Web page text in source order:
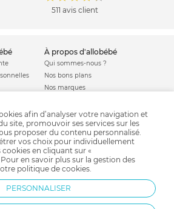
511 avis client
à propos d'allobébé
Qui sommes-nous ?
Nos bons plans
Nos marques
Comment se protéger du phishing ?
Soldes allobébé
les plus d'allobébé
Infos conseils
Jeux concours
afin d’analyser votre navigation et
site, promouvoir ses services sur les
proposer du contenu personnalisé.
vos choix pour individuellement
en cliquant sur «
Pour en savoir plus sur la gestion des
politique de cookies.
PERSONNALISER